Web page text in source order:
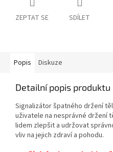
ZEPTAT SE SDÍLET
Popis Diskuze
Detailní popis produktu
Signalizátor špatného držení
uživatele na nesprávné držení
lidem zlepšit a udržovat
vliv na jejich zdraví a pohodu.